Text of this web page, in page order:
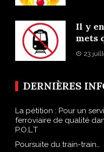
Il y
mets
23
DERNIÈRES
La pétition : Pour un
ferroviaire de qualité
P.O.L.T
Poursuite du train-train…